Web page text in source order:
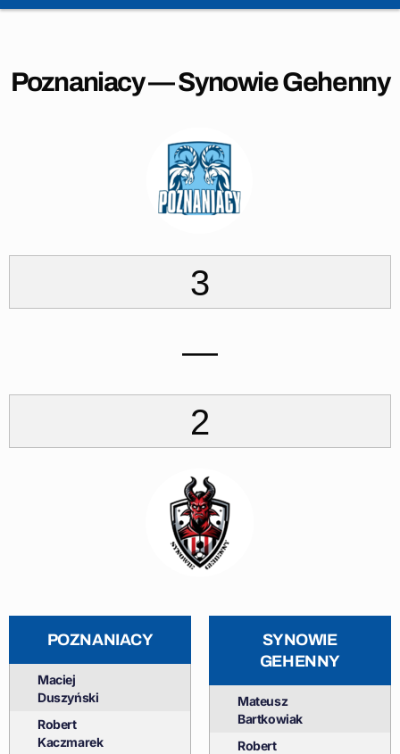
Poznaniacy — Synowie Gehenny
3
—
2
POZNANIACY
Maciej
Duszyński
Robert
Kaczmarek
SYNOWIE
GEHENNY
Mateusz
Bartkowiak
Robert